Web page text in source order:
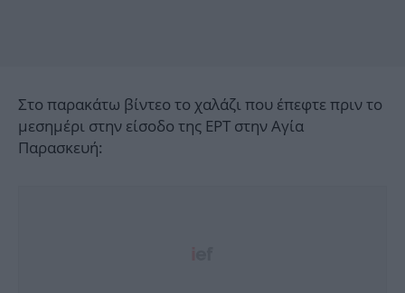
Στο παρακάτω βίντεο το χαλάζι που έπεφτε πριν το
μεσημέρι στην είσοδο της ΕΡΤ στην Αγία
Παρασκευή: